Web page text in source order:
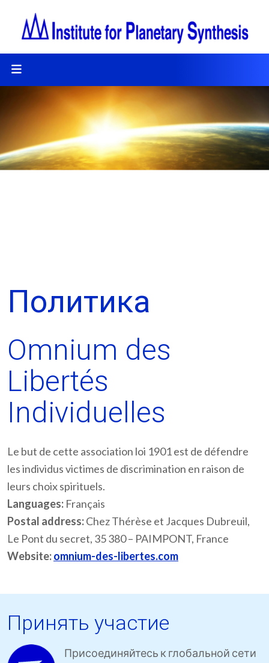
Политика
Omnium des
Libertés
Individuelles
Le but de cette association loi 1901 est de défendre
les individus victimes de discrimination en raison de
leurs choix spirituels.
Languages: Français
Postal address:Chez Thérèse et Jacques Dubreuil,
Le Pont du secret, 35 380 – PAIMPONT, France
Website:omnium-des-libertes.com
Принять участие
Присоединяйтесь к глобальной сети